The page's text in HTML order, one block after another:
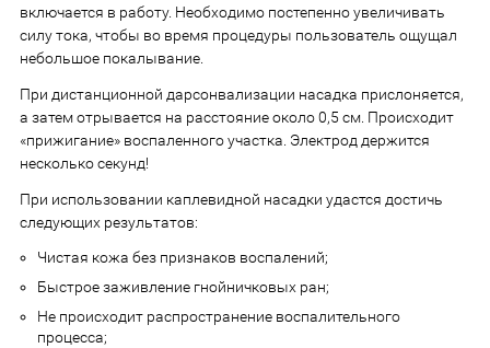
включается в работу. Необходимо постепенно увеличивать
силу тока, чтобы во время процедуры пользователь ощущал
небольшое покалывание.
При дистанционной дарсонвализации насадка прислоняется,
а затем отрывается на расстояние около 0,5 см. Происходит
«прижигание» воспаленного участка. Электрод держится
несколько секунд!
При использовании каплевидной насадки удастся достичь
следующих результатов:
Чистая кожа без признаков воспалений;
Быстрое заживление гнойничковых ран;
Не происходит распространение воспалительного
процесса;